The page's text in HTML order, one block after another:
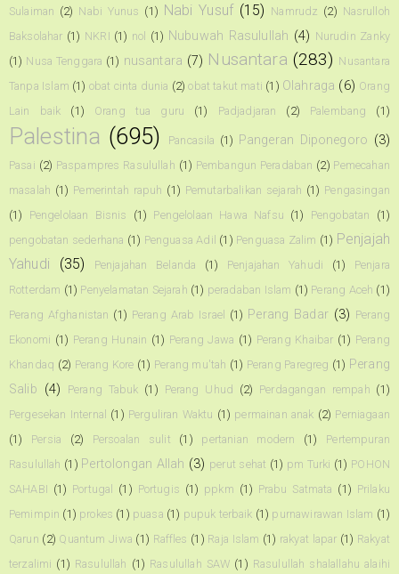
Sulaiman (2) Nabi Yunus (1) Nabi Yusuf (15) Namrudz (2) Nasrulloh
Baksolahar (1) NKRI (1) nol (1) Nubuwah Rasulullah (4) Nurudin Zanky
(1) Nusa Tenggara (1) nusantara (7) Nusantara (283) Nusantara
Tanpa Islam (1) obat cinta dunia (2) obat takut mati (1) Olahraga (6) Orang
Lain baik
(1) Orang tua guru (1) Padjadjaran (2) Palembang (1)
Palestina (695) Pancasila (1) Pangeran Diponegoro (3)
Pasai (2) Paspampres Rasulullah (1) Pembangun Peradaban (2) Pemecahan
masalah (1) Pemerintah rapuh (1) Pemutarbalikan sejarah (1) Pengasingan
(1)
Pengelolaan Bisnis (1) Pengelolaan Hawa Nafsu (1) Pengobatan
(1)
pengobatan sederhana (1) Penguasa Adil (1) Penguasa Zalim (1) Penjajah
Yahudi
(35) Penjajahan Belanda (1) Penjajahan Yahudi (1)
Penjara
Rotterdam (1) Penyelamatan Sejarah (1) peradaban Islam (1) Perang Aceh (1)
Perang Afghanistan (1) Perang Arab Israel (1) Perang Badar (3) Perang
Ekonomi (1) Perang Hunain (1) Perang Jawa (1) Perang Khaibar (1) Perang
Khandaq (2) Perang Kore (1) Perang mu'tah (1) Perang Paregreg (1) Perang
Salib (4) Perang Tabuk (1) Perang Uhud (2) Perdagangan rempah (1)
Pergesekan Internal (1) Perguliran Waktu (1) permainan anak (2) Perniagaan
(1)
Persia (2) Persoalan sulit (1) pertanian modern (1)
Pertempuran
Rasulullah (1) Pertolongan Allah (3) perut sehat (1) pm Turki (1) POHON
SAHABI (1) Portugal (1) Portugis (1) ppkm (1) Prabu Satmata (1) Prilaku
Pemimpin (1) prokes (1) puasa (1) pupuk terbaik (1) purnawirawan Islam (1)
Qarun (2) Quantum Jiwa (1) Raffles (1) Raja Islam (1) rakyat lapar (1) Rakyat
terzalimi (1) Rasulullah (1) Rasulullah SAW (1) Rasulullah shalallahu alaihi